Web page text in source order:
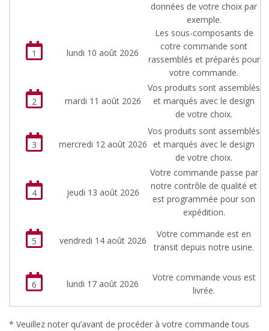
données de votre choix par
exemple.
1 lundi 10 août 2026
Les sous-composants de
cotre commande sont
rassemblés et préparés pour
votre commande.
2 mardi 11 août 2026
Vos produits sont assemblés
et marqués avec le design
de votre choix.
3 mercredi 12 août 2026
Vos produits sont assemblés
et marqués avec le design
de votre choix.
4 jeudi 13 août 2026
Votre commande passe par
notre contrôle de qualité et
est programmée pour son
expédition.
5 vendredi 14 août 2026
Votre commande est en
transit depuis notre usine.
6 lundi 17 août 2026
Votre commande vous est
livrée.
* Veuillez noter qu’avant de procéder à votre commande tous